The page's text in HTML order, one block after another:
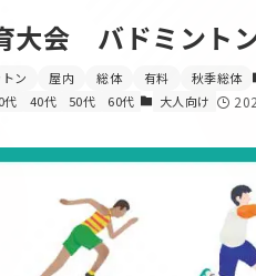
大会 バドミント
ン 屋内 総体 有料 秋季総体
代 40代 50代 60代 大人向け